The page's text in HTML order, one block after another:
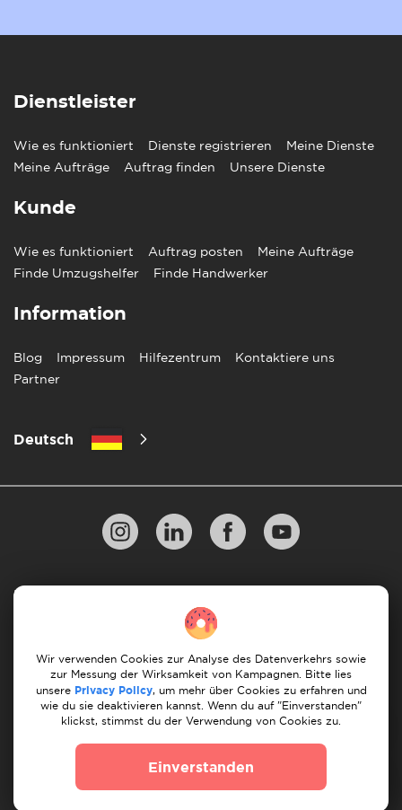
Dienstleister
Wie es funktioniert Dienste registrieren
Meine Dienste
Meine Aufträge
Auftrag finden Unsere Dienste
Kunde
Wie es funktioniert Auftrag posten
Meine Aufträge
Finde Umzugshelfer
Finde Handwerker
Information
Blog Impressum Hilfezentrum
Kontaktiere uns
Partner
Deutsch
Links enthalten, was unsere redaktionelle Integrität nicht
beeinträchtigt, aber Wachstumschancen bietet.
Datenschutzbestimmungen
10 Regeln für einen erfolgreichen Umzug
Zahlungsrichtlinien Bedingungen & Konditionen
Stornierung & Rückerstattung
Wir verwenden Cookies zur Analyse des Datenverkehrs sowie
zur Messung der Wirksamkeit von Kampagnen. Bitte lies
unsere Privacy Policy, um mehr über Cookies zu erfahren und
wie du sie deaktivieren kannst. Wenn du auf "Einverstanden"
klickst, stimmst du der Verwendung von Cookies zu.
Einverstanden